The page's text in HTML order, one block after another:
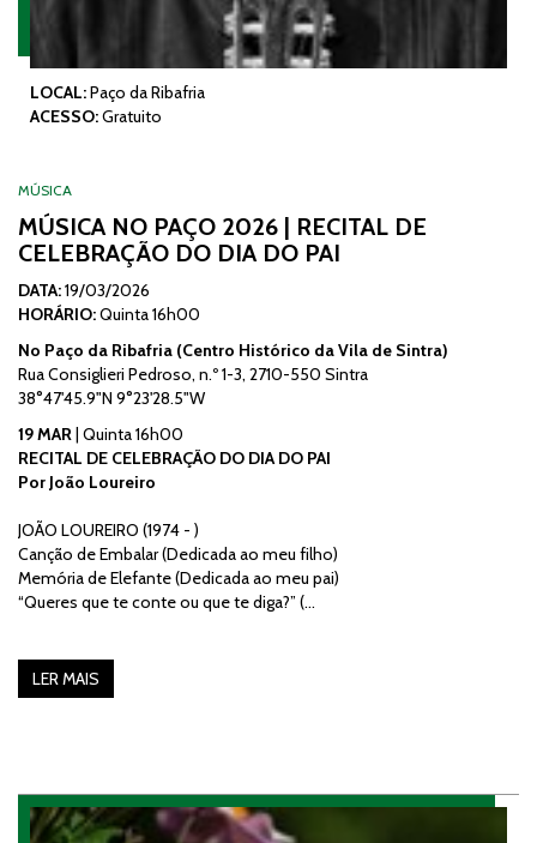
LOCAL:Paço da Ribafria
ACESSO:Gratuito
MÚSICA
MÚSICA NO PAÇO 2026 | RECITAL DE
CELEBRAÇÃO DO DIA DO PAI
DATA:19/03/2026
HORÁRIO:Quinta 16h00
No Paço da Ribafria (Centro Histórico da Vila de Sintra)
Rua Consiglieri Pedroso, n.º 1-3, 2710-550 Sintra
38°47'45.9"N 9°23'28.5"W
19 MAR| Quinta 16h00
RECITAL DE CELEBRAÇÃO DO DIA DO PAI
Por João Loureiro
JOÃO LOUREIRO (1974 - )
Canção de Embalar (Dedicada ao meu filho)
Memória de Elefante (Dedicada ao meu pai)
“Queres que te conte ou que te diga?” (…
LER MAIS